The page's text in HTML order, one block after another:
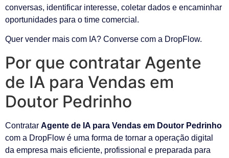
conversas, identificar interesse, coletar dados e encaminhar
oportunidades para o time comercial.
Quer vender mais com IA? Converse com a DropFlow.
Por que contratar Agente
de IA para Vendas em
Doutor Pedrinho
Contratar Agente de IA para Vendas em Doutor Pedrinho
com a DropFlow é uma forma de tornar a operação digital
da empresa mais eficiente, profissional e preparada para